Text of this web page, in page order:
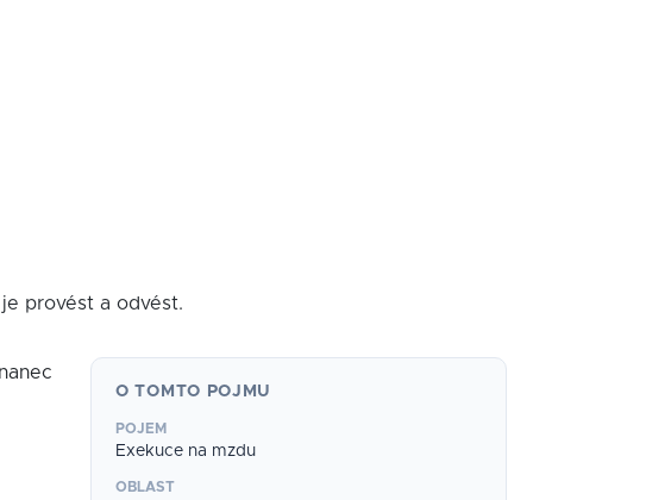
provést a odvést.
O TOMTO POJMU
POJEM
Exekuce na mzdu
OBLAST